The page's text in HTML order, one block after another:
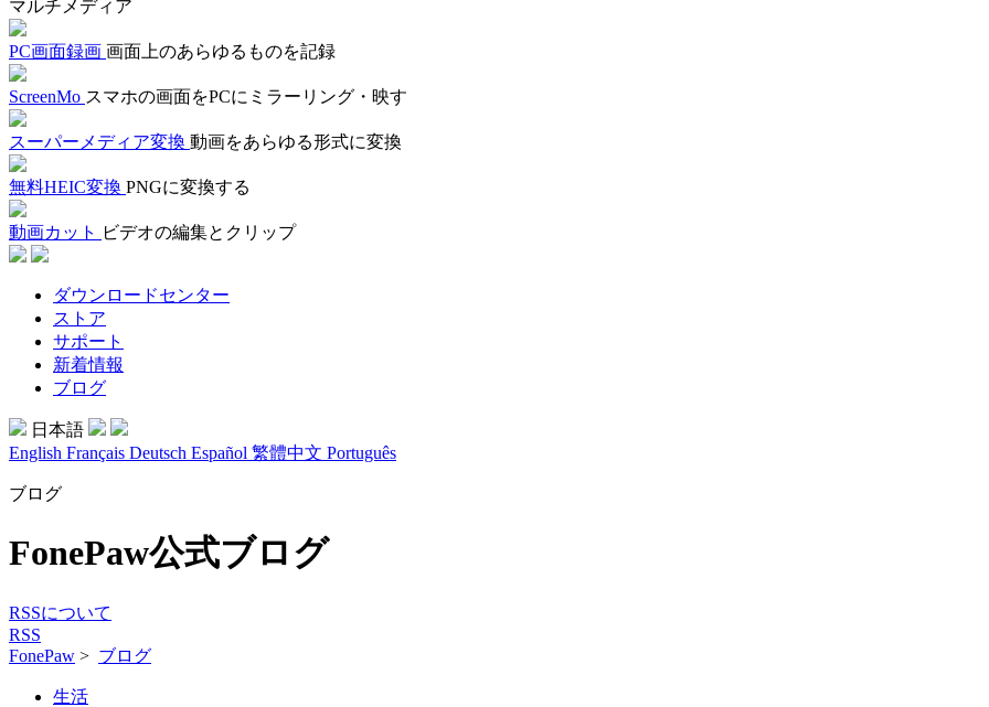
マルチメディア
PC画面録画 画面上のあらゆるものを記録
ScreenMo スマホの画面をPCにミラーリング・映す
スーパーメディア変換 動画をあらゆる形式に変換
無料HEIC変換 PNGに変換する
動画カット ビデオの編集とクリップ
ダウンロードセンター
ストア
サポート
新着情報
ブログ
日本語
English Français Deutsch Español 繁體中文 Português
ブログ
FonePaw公式ブログ
RSSについて
RSS
FonePaw > ブログ
生活